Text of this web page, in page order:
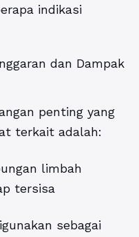
indikasi
dan Dampak
penting yang
terkait adalah:
limbah
tersisa
sebagai